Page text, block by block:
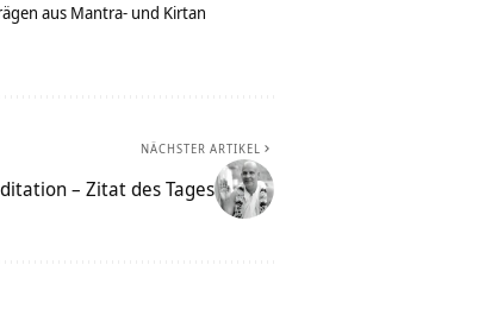
aus Mantra- und Kirtan
NÄCHSTER ARTIKEL
– Zitat des Tages